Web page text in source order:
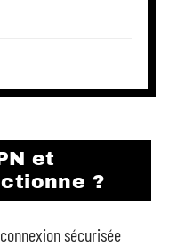
et
?
sécurisée